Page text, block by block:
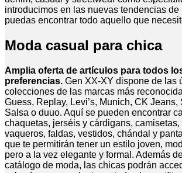
introducimos en las nuevas tendencias
puedas encontrar todo aquello que
Moda casual para chica
Amplia oferta de artículos para todos
preferencias. Gen XX-XY dispone de las
colecciones de las marcas más
Guess, Replay, Levi’s, Munich, CK Jeans,
Salsa o duuo. Aquí se pueden encontrar
chaquetas, jerséis y cárdigans,
vaqueros, faldas, vestidos, chándal y
que te permitirán tener un estilo joven,
pero a la vez elegante y formal. Además
catálogo de moda, las chicas podrán